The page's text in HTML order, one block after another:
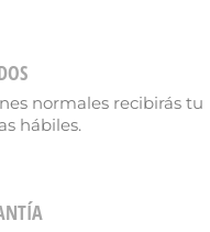
normales recibirás tu
hábiles.